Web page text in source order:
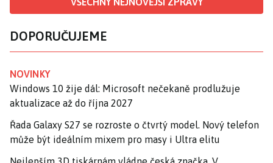
DOPORUČUJEME
NOVINKY
Windows 10 žije dál: Microsoft nečekaně prodlužuje
aktualizace až do října 2027
Řada Galaxy S27 se rozroste o čtvrtý model. Nový telefon
může být ideálním mixem pro masy i Ultra elitu